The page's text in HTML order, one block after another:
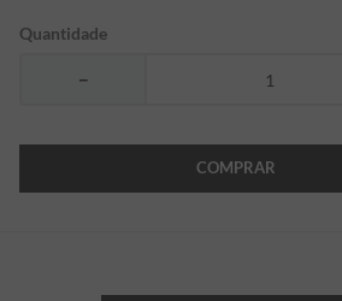
Quantidade
－
COMPRAR